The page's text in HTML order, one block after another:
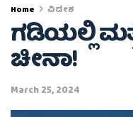
Home ವಿದೇಶ
ಗಡಿಯಲ್ಲಿ
ಚೀನಾ!
March 25, 2024